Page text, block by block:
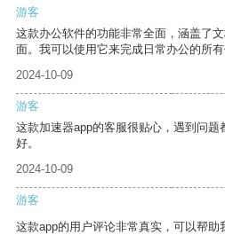
游客
这款办公软件的功能非常全面，涵盖了
面。我可以使用它来完成日常办公的所有
2024-10-09
游客
这款加速器app的客服很贴心，遇到问题
好。
2024-10-09
游客
这款app的用户评论非常真实，可以帮助